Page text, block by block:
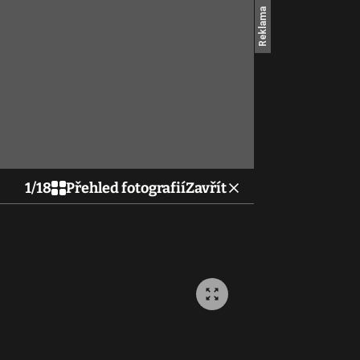
1/18 Přehled fotografiíZavřít